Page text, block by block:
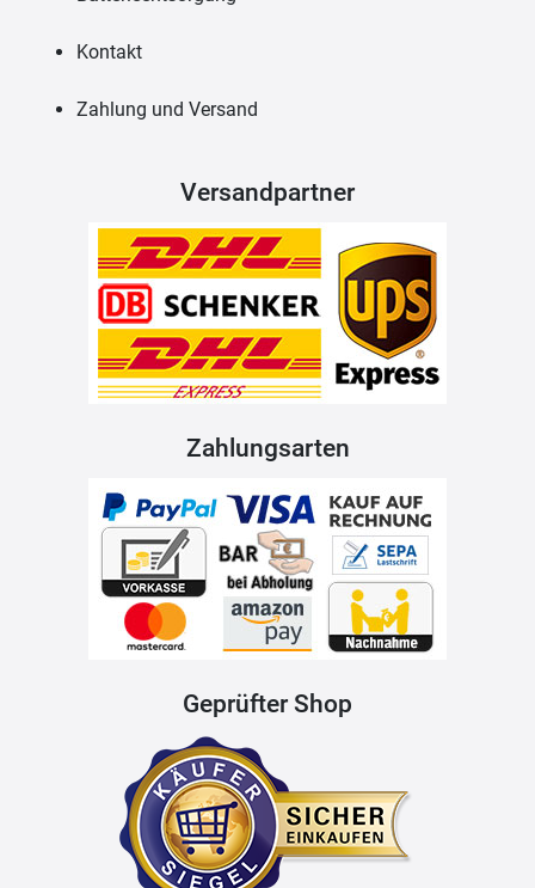
Kontakt
Zahlung und Versand
Versandpartner
Zahlungsarten
Geprüfter Shop